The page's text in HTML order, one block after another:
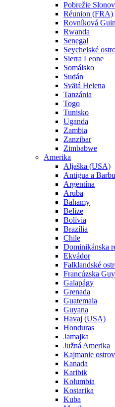
Pobrežie
Réunion (FRA)
Rovníková
Rwanda
Senegal
Seychelské
Sierra Leone
Somálsko
Sudán
Svätá Helena
Tanzánia
Togo
Tunisko
Uganda
Zambia
Zanzibar
Zimbabwe
Amerika
Aljaška (USA)
Antigua a
Argentína
Aruba
Bahamy
Belize
Bolívia
Brazília
Chile
Dominikánska
Ekvádor
Falklandské
Francúzska
Galapágy
Grenada
Guatemala
Guyana
Havaj (USA)
Honduras
Jamajka
Južná Amerika
Kajmanie
Kanada
Karibik
Kolumbia
Kostarika
Kuba